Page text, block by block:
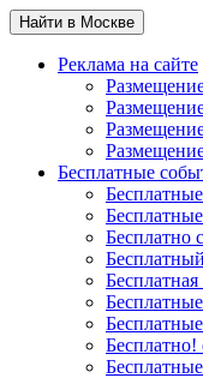
Найти в Москве
Реклама на сайте
Бесплатные
Бесплатно